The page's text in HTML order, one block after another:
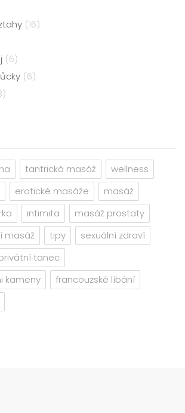
(16)
(6)
(6)
tantrická masáž
wellness
erotické masáže
masáž
intimita
masáž prostaty
masáž tipy
sexuální zdraví
tanec
kameny
francouzské líbání